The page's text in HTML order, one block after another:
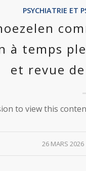
PSYCHIATRIE ET
à temps
et revue
to view this
26 MARS 2026
/